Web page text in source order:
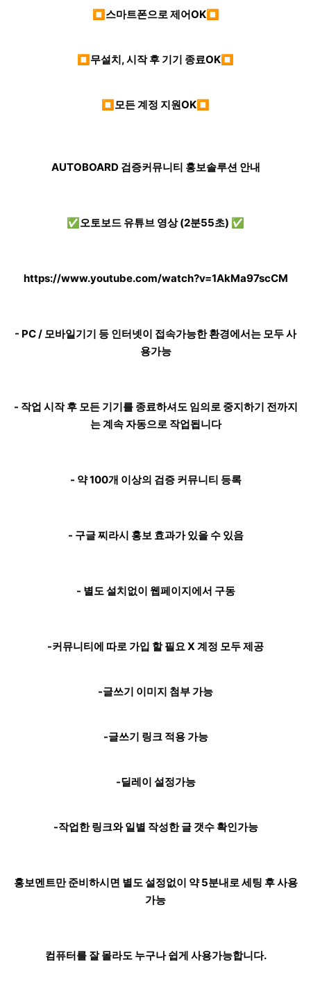
⏹스마트폰으로 제어OK⏹
⏹무설치, 시작 후 기기 종료OK⏹
⏹모든 계정 지원OK⏹
AUTOBOARD 검증커뮤니티 홍보솔루션 안내
✅오토보드 유튜브 영상 (2분55초) ✅
https://www.youtube.com/watch?v=1AkMa97scCM
- PC / 모바일기기 등 인터넷이 접속가능한 환경에서는 모두 사
용가능
- 작업 시작 후 모든 기기를 종료하셔도 임의로 중지하기 전까지
는 계속 자동으로 작업됩니다
- 약 100개 이상의 검증 커뮤니티 등록
- 구글 찌라시 홍보 효과가 있을 수 있음
- 별도 설치없이 웹페이지에서 구동
-커뮤니티에 따로 가입 할 필요 X 계정 모두 제공
-글쓰기 이미지 첨부 가능
-글쓰기 링크 적용 가능
-딜레이 설정가능
-작업한 링크와 일별 작성한 글 갯수 확인가능
홍보멘트만 준비하시면 별도 설정없이 약 5분내로 세팅 후 사용
가능
컴퓨터를 잘 몰라도 누구나 쉽게 사용가능합니다.